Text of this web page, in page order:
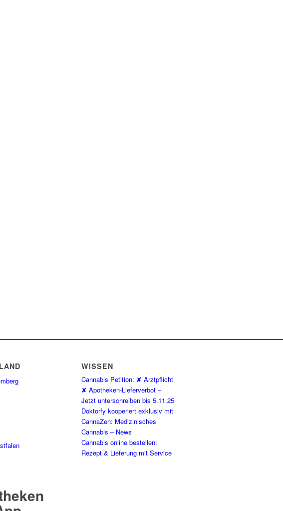
WISSEN
Cannabis Petition: ✘ Arztpflicht
✘ Apotheken-Lieferverbot –
Jetzt unterschreiben bis 5.11.25
Doktorfy kooperiert exklusiv mit
CannaZen: Medizinisches
Cannabis – News
Cannabis online bestellen:
Rezept & Lieferung mit Service